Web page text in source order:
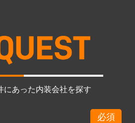
にあった内装会社を探す
必須